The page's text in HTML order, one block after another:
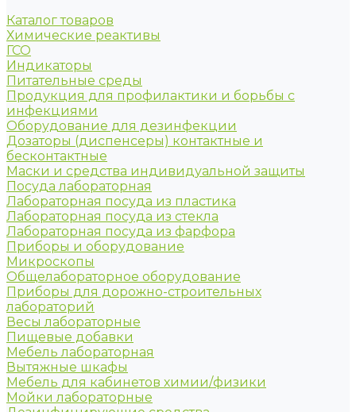
Каталог товаров
Химические реактивы
ГСО
Индикаторы
Питательные среды
Продукция для профилактики и борьбы с
инфекциями
Оборудование для дезинфекции
Дозаторы (диспенсеры) контактные и
бесконтактные
Маски и средства индивидуальной защиты
Посуда лабораторная
Лабораторная посуда из пластика
Лабораторная посуда из стекла
Лабораторная посуда из фарфора
Приборы и оборудование
Микроскопы
Общелабораторное оборудование
Приборы для дорожно-строительных
лабораторий
Весы лабораторные
Пищевые добавки
Мебель лабораторная
Вытяжные шкафы
Мебель для кабинетов химии/физики
Мойки лабораторные